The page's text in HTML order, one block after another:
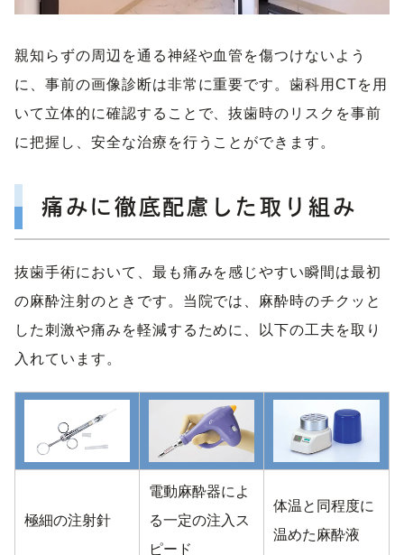
親知らずの周辺を通る神経や血管を傷つけないよう
に、事前の画像診断は非常に重要です。歯科用CTを用
いて立体的に確認することで、抜歯時のリスクを事前
に把握し、安全な治療を行うことができます。
痛みに徹底配慮した取り組み
抜歯手術において、最も痛みを感じやすい瞬間は最初
の麻酔注射のときです。当院では、麻酔時のチクッと
した刺激や痛みを軽減するために、以下の工夫を取り
入れています。
極細の注射針
電動麻酔器によ
る一定の注入ス
ピード
体温と同程度に
温めた麻酔液